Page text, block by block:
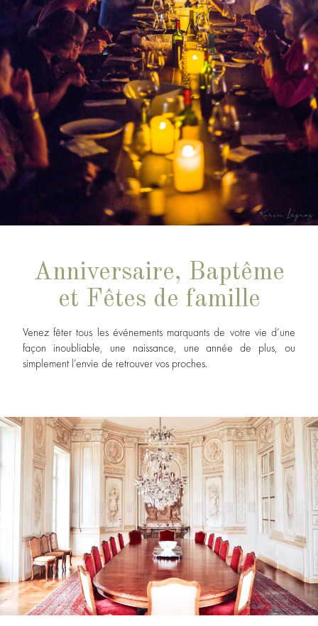
Anniversaire, Baptême
et Fêtes de famille
Venez fêter tous les événements marquants de votre vie d’une
façon inoubliable, une naissance, une année de plus, ou
simplement l’envie de retrouver vos proches.